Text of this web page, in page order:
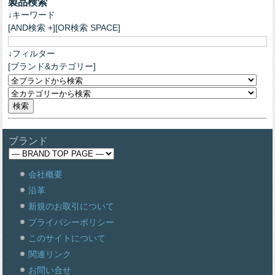
↓キーワード
[AND検索 +][OR検索 SPACE]
↓フィルター
[ブランド&カテゴリー]
ブランド
会社概要
沿革
新規のお取引について
プライバシーポリシー
このサイトについて
関連リンク
お問い合せ